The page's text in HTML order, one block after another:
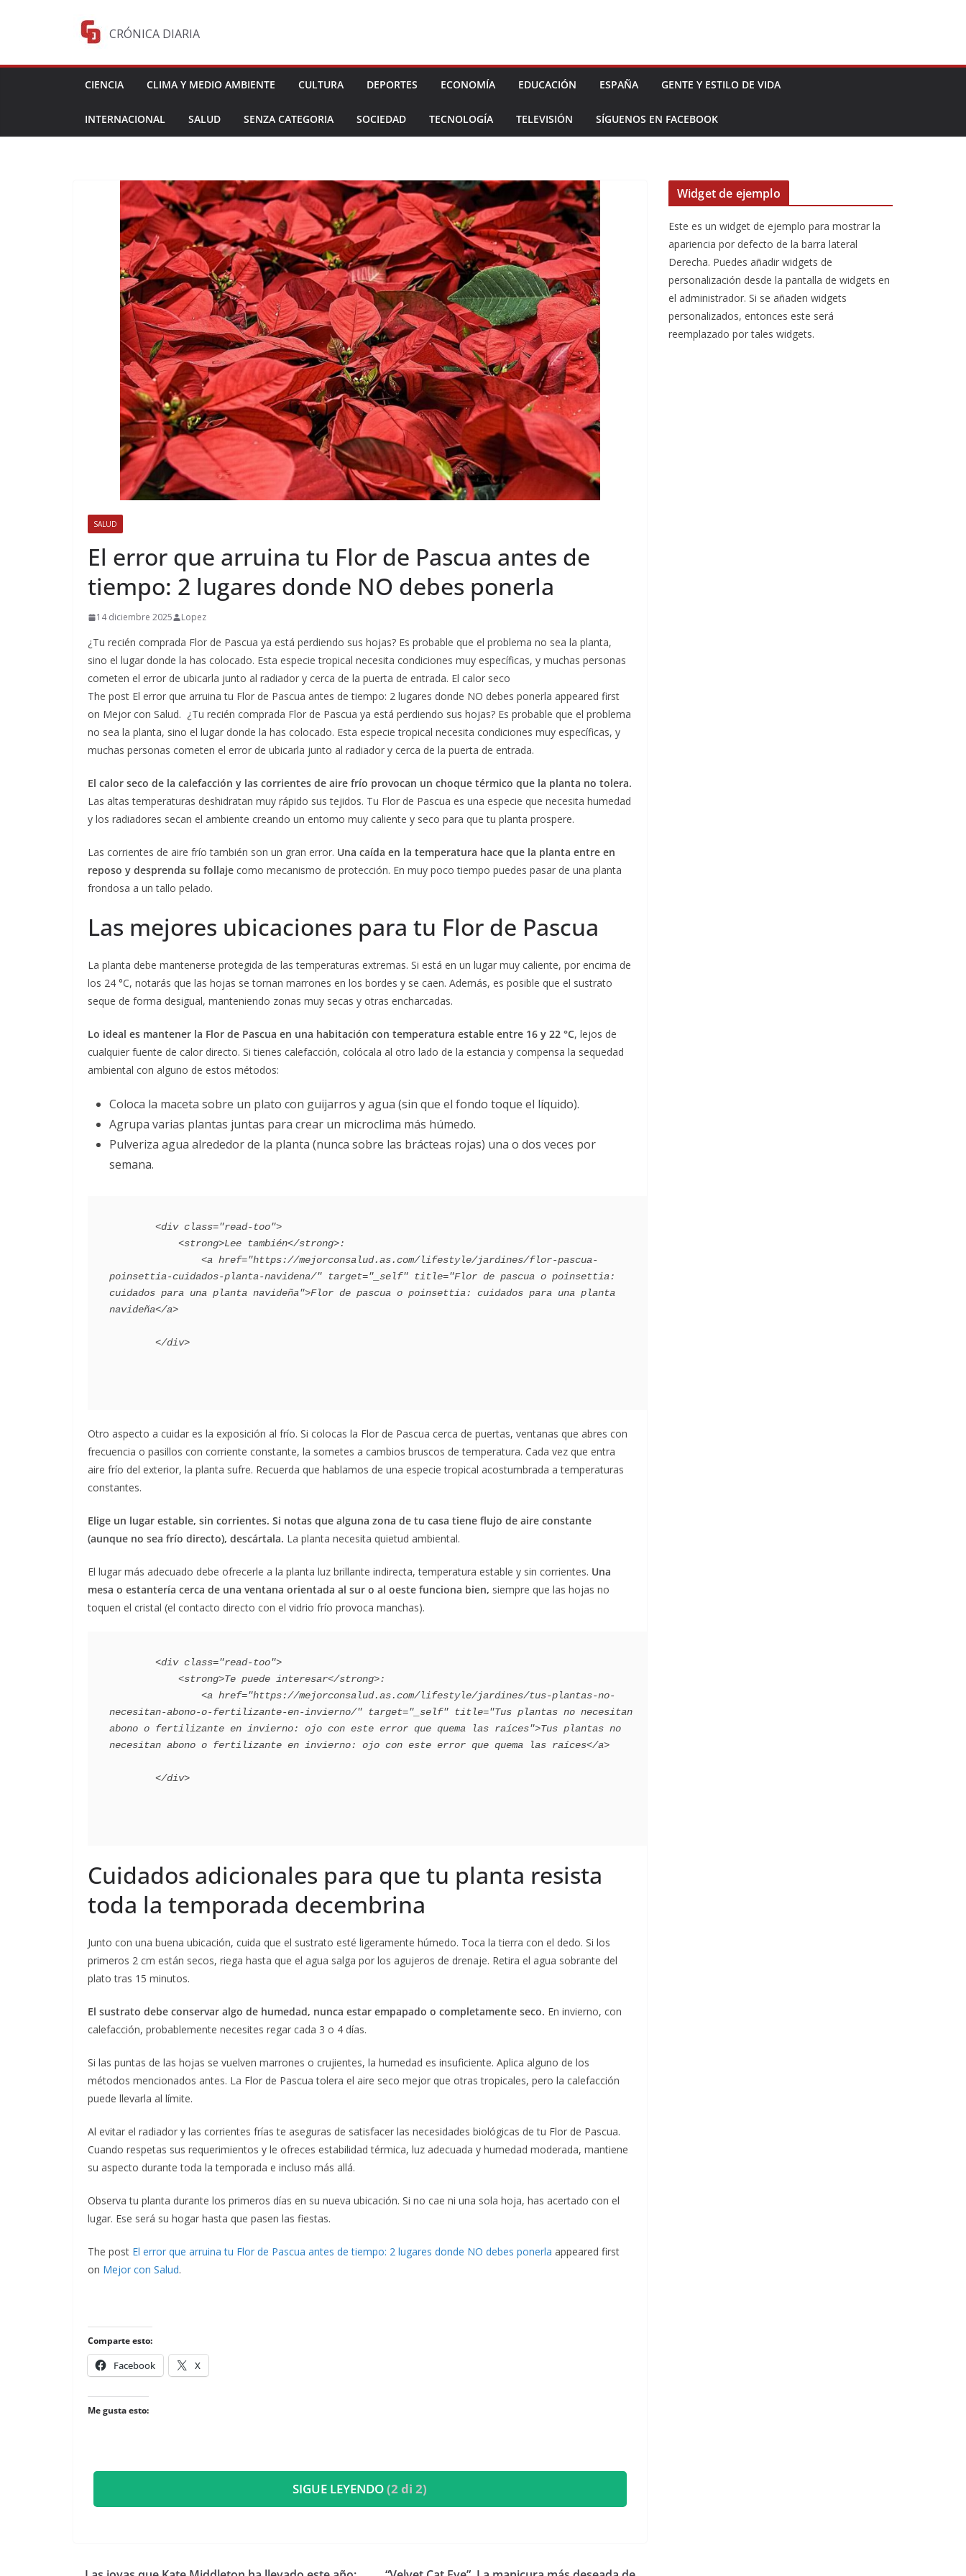
CRÓNICA DIARIA
CIENCIA CLIMA Y MEDIO AMBIENTE CULTURA DEPORTES ECONOMÍA EDUCACIÓN ESPAÑA GENTE Y ESTILO DE VIDA
INTERNACIONAL SALUD SENZA CATEGORIA SOCIEDAD TECNOLOGÍA TELEVISIÓN SÍGUENOS EN FACEBOOK
SALUD
El error que arruina tu Flor de Pascua antes de
tiempo: 2 lugares donde NO debes ponerla
14 diciembre 2025 Lopez
¿Tu recién comprada Flor de Pascua ya está perdiendo sus hojas? Es probable que el problema no sea la planta,
sino el lugar donde la has colocado. Esta especie tropical necesita condiciones muy específicas, y muchas personas
cometen el error de ubicarla junto al radiador y cerca de la puerta de entrada. El calor seco
The post El error que arruina tu Flor de Pascua antes de tiempo: 2 lugares donde NO debes ponerla appeared first
on Mejor con Salud. ¿Tu recién comprada Flor de Pascua ya está perdiendo sus hojas? Es probable que el problema
no sea la planta, sino el lugar donde la has colocado. Esta especie tropical necesita condiciones muy específicas, y
muchas personas cometen el error de ubicarla junto al radiador y cerca de la puerta de entrada.
El calor seco de la calefacción y las corrientes de aire frío provocan un choque térmico que la planta no tolera.
Las altas temperaturas deshidratan muy rápido sus tejidos. Tu Flor de Pascua es una especie que necesita humedad
y los radiadores secan el ambiente creando un entorno muy caliente y seco para que tu planta prospere.
Las corrientes de aire frío también son un gran error. Una caída en la temperatura hace que la planta entre en
reposo y desprenda su follaje como mecanismo de protección. En muy poco tiempo puedes pasar de una planta
frondosa a un tallo pelado.
Las mejores ubicaciones para tu Flor de Pascua
La planta debe mantenerse protegida de las temperaturas extremas. Si está en un lugar muy caliente, por encima de
los 24 °C, notarás que las hojas se tornan marrones en los bordes y se caen. Además, es posible que el sustrato
seque de forma desigual, manteniendo zonas muy secas y otras encharcadas.
Lo ideal es mantener la Flor de Pascua en una habitación con temperatura estable entre 16 y 22 °C, lejos de
cualquier fuente de calor directo. Si tienes calefacción, colócala al otro lado de la estancia y compensa la sequedad
ambiental con alguno de estos métodos:
Coloca la maceta sobre un plato con guijarros y agua (sin que el fondo toque el líquido).
Agrupa varias plantas juntas para crear un microclima más húmedo.
Pulveriza agua alrededor de la planta (nunca sobre las brácteas rojas) una o dos veces por
semana.
poinsettia-cuidados-planta-navidena/" target="_self" title="Flor de pascua o poinsettia:
cuidados para una planta navideña">Flor de pascua o poinsettia: cuidados para una planta
navideña</a>
Otro aspecto a cuidar es la exposición al frío. Si colocas la Flor de Pascua cerca de puertas, ventanas que abres con
frecuencia o pasillos con corriente constante, la sometes a cambios bruscos de temperatura. Cada vez que entra
aire frío del exterior, la planta sufre. Recuerda que hablamos de una especie tropical acostumbrada a temperaturas
constantes.
Elige un lugar estable, sin corrientes. Si notas que alguna zona de tu casa tiene flujo de aire constante
(aunque no sea frío directo), descártala. La planta necesita quietud ambiental.
El lugar más adecuado debe ofrecerle a la planta luz brillante indirecta, temperatura estable y sin corrientes. Una
mesa o estantería cerca de una ventana orientada al sur o al oeste funciona bien, siempre que las hojas no
toquen el cristal (el contacto directo con el vidrio frío provoca manchas).
necesitan-abono-o-fertilizante-en-invierno/" target="_self" title="Tus plantas no necesitan
abono o fertilizante en invierno: ojo con este error que quema las raíces">Tus plantas no
necesitan abono o fertilizante en invierno: ojo con este error que quema las raíces</a>
Cuidados adicionales para que tu planta resista
toda la temporada decembrina
Junto con una buena ubicación, cuida que el sustrato esté ligeramente húmedo. Toca la tierra con el dedo. Si los
primeros 2 cm están secos, riega hasta que el agua salga por los agujeros de drenaje. Retira el agua sobrante del
plato tras 15 minutos.
El sustrato debe conservar algo de humedad, nunca estar empapado o completamente seco. En invierno, con
calefacción, probablemente necesites regar cada 3 o 4 días.
Si las puntas de las hojas se vuelven marrones o crujientes, la humedad es insuficiente. Aplica alguno de los
métodos mencionados antes. La Flor de Pascua tolera el aire seco mejor que otras tropicales, pero la calefacción
puede llevarla al límite.
Al evitar el radiador y las corrientes frías te aseguras de satisfacer las necesidades biológicas de tu Flor de Pascua.
Cuando respetas sus requerimientos y le ofreces estabilidad térmica, luz adecuada y humedad moderada, mantiene
su aspecto durante toda la temporada e incluso más allá.
Observa tu planta durante los primeros días en su nueva ubicación. Si no cae ni una sola hoja, has acertado con el
lugar. Ese será su hogar hasta que pasen las fiestas.
The post El error que arruina tu Flor de Pascua antes de tiempo: 2 lugares donde NO debes ponerla appeared first
on Mejor con Salud.
Comparte esto:
Facebook X
Me gusta esto:
SIGUE LEYENDO(2 di 2)
Widget de ejemplo
Este es un widget de ejemplo para mostrar la
apariencia por defecto de la barra lateral
Derecha. Puedes añadir widgets de
personalización desde la pantalla de widgets en
el administrador. Si se añaden widgets
personalizados, entonces este será
reemplazado por tales widgets.